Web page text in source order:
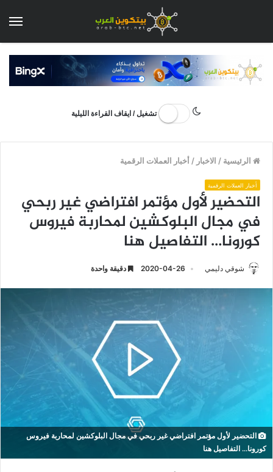
تشغيل / ايقاف القراءة الليلية
الرئيسية / الاخبار /أخبار العملات الرقمية
أخبار العملات الرقمية
التحضير لأول مؤتمر افتراضي غير ربحي
في مجال البلوكشين لمحاربة فيروس
كورونا… التفاصيل هنا
شوقي دليمي 2020-04-26 دقيقة واحدة
التحضير لأول مؤتمر افتراضي غير ربحي في مجال البلوكشين لمحاربة فيروس
كورونا... التفاصيل هنا